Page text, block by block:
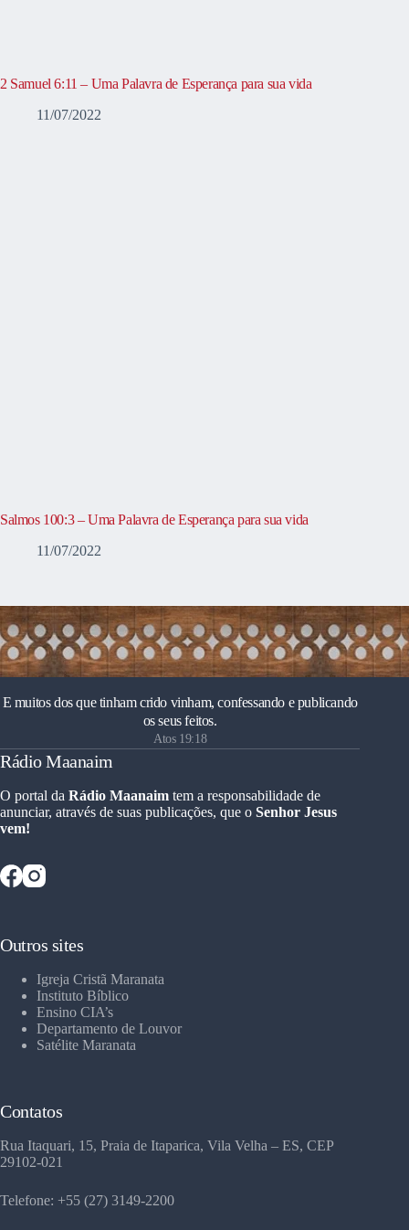
2 Samuel 6:11 – Uma Palavra de Esperança para sua vida
11/07/2022
Salmos 100:3 – Uma Palavra de Esperança para sua vida
11/07/2022
E muitos dos que tinham crido vinham, confessando e publicando
os seus feitos.
Atos 19:18
Rádio Maanaim
O portal da Rádio Maanaim tem a responsabilidade de
anunciar, através de suas publicações, que o Senhor Jesus
vem!
Outros sites
Igreja Cristã Maranata
Instituto Bíblico
Ensino CIA’s
Departamento de Louvor
Satélite Maranata
Contatos
Rua Itaquari, 15, Praia de Itaparica, Vila Velha – ES, CEP
29102-021
Telefone: +55 (27) 3149-2200